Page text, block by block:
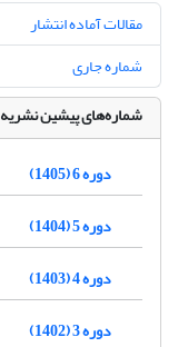
مقالات آماده انتشار
شماره جاری
شماره‌های پیشین نشریه
دوره 6 (1405)
دوره 5 (1404)
دوره 4 (1403)
دوره 3 (1402)